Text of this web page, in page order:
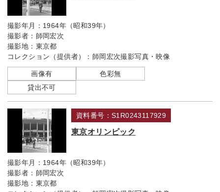
撮影年月： 1964年（昭和39年）
撮影者： 師岡宏次
撮影地： 東京都
コレクション（提供者）： 師岡宏次撮影写真・映像
画像有
色彩無
貸出不可
資料番号：S1R0243117929
東京オリンピック
撮影年月： 1964年（昭和39年）
撮影者： 師岡宏次
撮影地： 東京都